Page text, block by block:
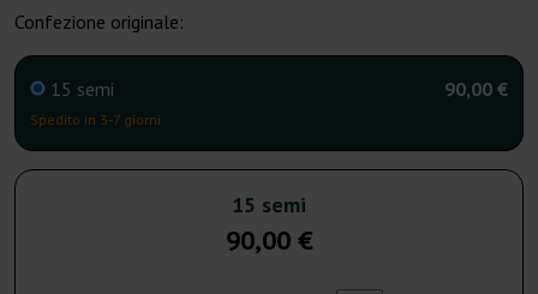
Confezione originale:
15 semi
Spedito in 3-7 giorni
90,00 €
15 semi
90,00 €